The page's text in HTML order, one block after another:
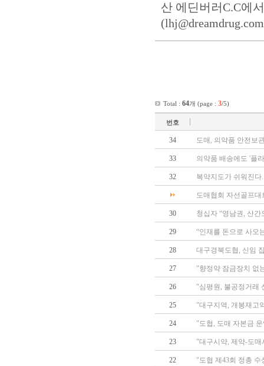
산 에딘버러C.C에
Total : 64개 (page : 3/5)
번호
34 도매, 의약품 안전보
33 의약품 배송에도 '플
32 복약지도가 쉬워진다
도매협회 자선골프대
30 청십자 “영남권, 산
29 “인재를 돈으로 사오
28 대구경북도협, 신임
27 "향정약 잠금장치 없
26 "심평원, 불공정거래
25 "대구지역, 개봉재고
24 "도협, 도매 자본금
23 "대구시약, 제약-도
22 "도협 제43회 정총 수